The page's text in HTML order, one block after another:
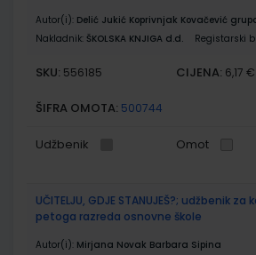
Autor(i): Delić Jukić Koprivnjak Kovačević
Nakladnik: ŠKOLSKA KNJIGA d.d. Registarski
SKU: 556185 CIJENA: 6,17 €
ŠIFRA OMOTA: 500744
Udžbenik Omot
UČITELJU, GDJE STANUJEŠ?; udžbenik
petoga razreda osnovne škole
Autor(i): Mirjana Novak Barbara Sipina